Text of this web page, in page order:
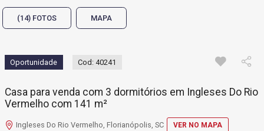
(14) FOTOS MAPA
Oportunidade Cod: 40241
Casa para venda com 3 dormitórios em Ingleses Do Rio
Vermelho com 141 m²
Ingleses Do Rio Vermelho, Florianópolis, SC VER NO MAPA